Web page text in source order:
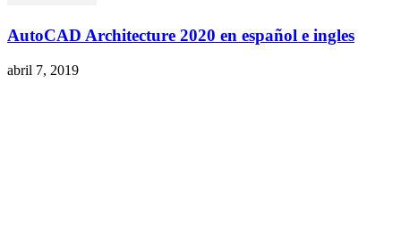
AutoCAD Architecture 2020 en español e ingles
abril 7, 2019